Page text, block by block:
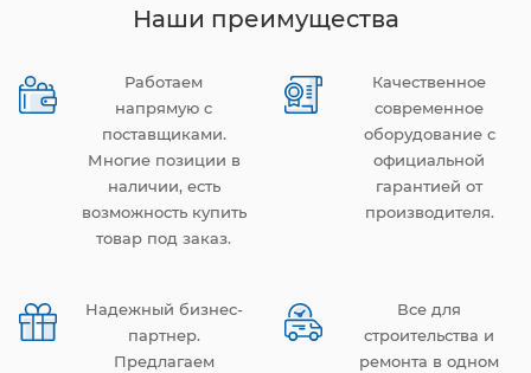
Наши преимущества
Работаем
напрямую с
поставщиками.
Многие позиции в
наличии, есть
возможность купить
товар под заказ.
Качественное
современное
оборудование с
официальной
гарантией от
производителя.
Надежный бизнес-
партнер.
Предлагаем
Все для
строительства и
ремонта в одном